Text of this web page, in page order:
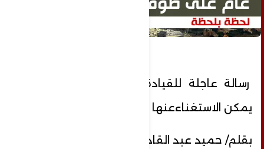
رسالة عاجلة للقيادة شخصيات قياديةلا
يمكن الاستغناءعنها
بقلم/ حميد عبد القادر عنتر